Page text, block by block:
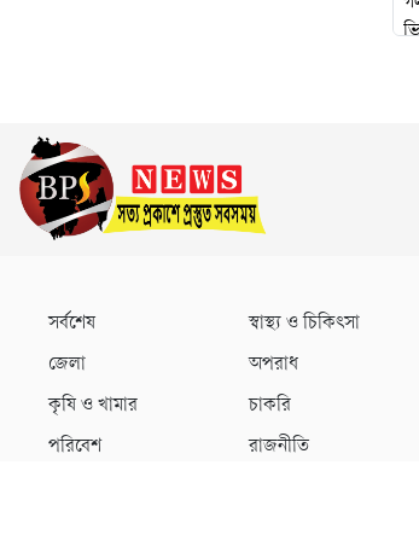
সর্বশেষ স্বাস্থ্য ও চিকিৎসা
জেলা
অপরাধ
কৃষি ও খামার
চাকরি
পরিবেশ
রাজনীতি